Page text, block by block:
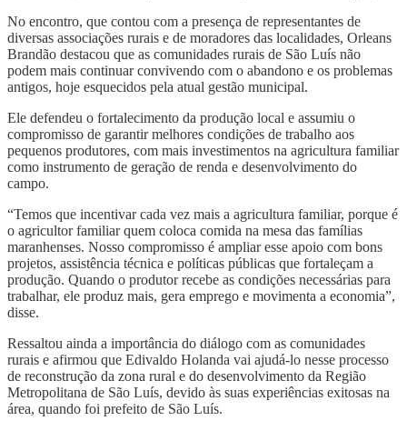
No encontro, que contou com a presença de representantes de
diversas associações rurais e de moradores das localidades, Orleans
Brandão destacou que as comunidades rurais de São Luís não
podem mais continuar convivendo com o abandono e os problemas
antigos, hoje esquecidos pela atual gestão municipal.
Ele defendeu o fortalecimento da produção local e assumiu o
compromisso de garantir melhores condições de trabalho aos
pequenos produtores, com mais investimentos na agricultura familiar
como instrumento de geração de renda e desenvolvimento do
campo.
“Temos que incentivar cada vez mais a agricultura familiar, porque é
o agricultor familiar quem coloca comida na mesa das famílias
maranhenses. Nosso compromisso é ampliar esse apoio com bons
projetos, assistência técnica e políticas públicas que fortaleçam a
produção. Quando o produtor recebe as condições necessárias para
trabalhar, ele produz mais, gera emprego e movimenta a economia”,
disse.
Ressaltou ainda a importância do diálogo com as comunidades
rurais e afirmou que Edivaldo Holanda vai ajudá-lo nesse processo
de reconstrução da zona rural e do desenvolvimento da Região
Metropolitana de São Luís, devido às suas experiências exitosas na
área, quando foi prefeito de São Luís.